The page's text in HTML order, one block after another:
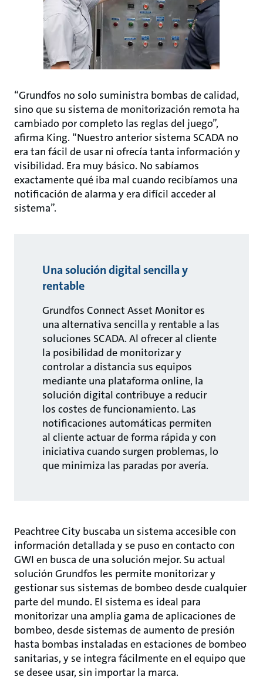
“Grundfos no solo suministra bombas de calidad,
sino que su sistema de monitorización remota ha
cambiado por completo las reglas del juego”,
afirma King. “Nuestro anterior sistema SCADA no
era tan fácil de usar ni ofrecía tanta información y
visibilidad. Era muy básico. No sabíamos
exactamente qué iba mal cuando recibíamos una
notificación de alarma y era difícil acceder al
sistema”.
Una solución digital sencilla y
rentable
Grundfos Connect Asset Monitor es
una alternativa sencilla y rentable a las
soluciones SCADA. Al ofrecer al cliente
la posibilidad de monitorizar y
controlar a distancia sus equipos
mediante una plataforma online, la
solución digital contribuye a reducir
los costes de funcionamiento. Las
notificaciones automáticas permiten
al cliente actuar de forma rápida y con
iniciativa cuando surgen problemas, lo
que minimiza las paradas por avería.
Peachtree City buscaba un sistema accesible con
información detallada y se puso en contacto con
GWI en busca de una solución mejor. Su actual
solución Grundfos les permite monitorizar y
gestionar sus sistemas de bombeo desde cualquier
parte del mundo. El sistema es ideal para
monitorizar una amplia gama de aplicaciones de
bombeo, desde sistemas de aumento de presión
hasta bombas instaladas en estaciones de bombeo
sanitarias, y se integra fácilmente en el equipo que
se desee usar, sin importar la marca.